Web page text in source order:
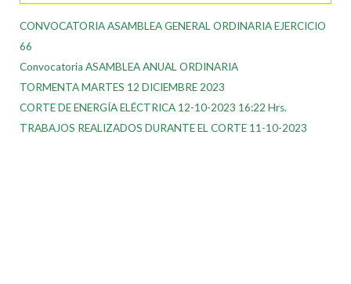
CONVOCATORIA ASAMBLEA GENERAL ORDINARIA EJERCICIO
66
Convocatoria ASAMBLEA ANUAL ORDINARIA
TORMENTA MARTES 12 DICIEMBRE 2023
CORTE DE ENERGÍA ELÉCTRICA 12-10-2023 16:22 Hrs.
TRABAJOS REALIZADOS DURANTE EL CORTE 11-10-2023